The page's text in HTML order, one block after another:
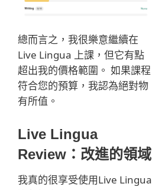
總而言之，我很樂意繼續在
Live Lingua 上課，但它有點
超出我的價格範圍。 如果課程
符合您的預算，我認為絕對物
有所值。
Live Lingua
Review：改進的領域
我真的很享受使用Live Lingua